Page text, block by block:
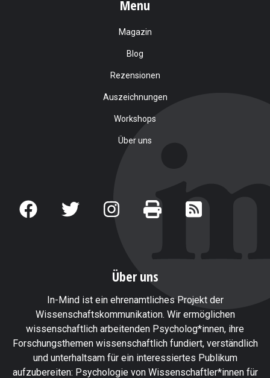
Menu
Magazin
Blog
Rezensionen
Auszeichnungen
Workshops
Über uns
Über uns
In-Mind ist ein ehrenamtliches Projekt der
Wissenschaftskommunikation. Wir ermöglichen
wissenschaftlich arbeitenden Psycholog*innen, ihre
Forschungsthemen wissenschaftlich fundiert, verständlich
und unterhaltsam für ein interessiertes Publikum
aufzubereiten: Psychologie von Wissenschaftler*innen für